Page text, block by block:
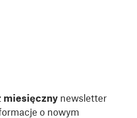
miesięczny newsletter
o nowym